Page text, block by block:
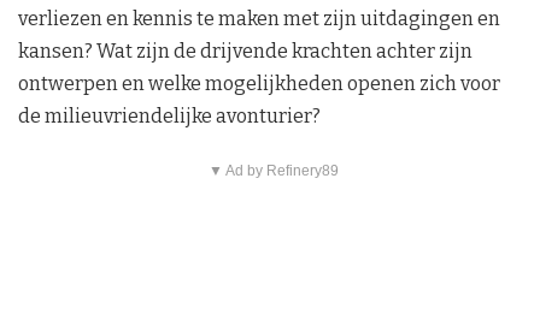
verliezen en kennis te maken met zijn uitdagingen en
kansen? Wat zijn de drijvende krachten achter zijn
ontwerpen en welke mogelijkheden openen zich voor
de milieuvriendelijke avonturier?
▼ Ad by Refinery89